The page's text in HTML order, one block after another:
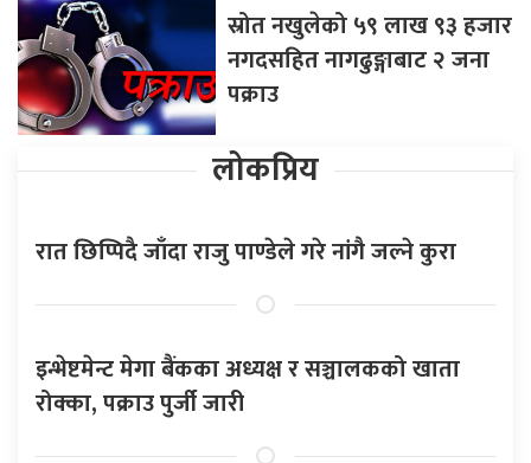
स्रोत नखुलेको ५९ लाख ९३ हजार
नगदसहित नागढुङ्गाबाट २ जना
पक्राउ
लोकप्रिय
रात छिप्पिदै जाँदा राजु पाण्डेले गरे नांगै जल्ने कुरा
इन्भेष्टमेन्ट मेगा बैंकका अध्यक्ष र सञ्चालकको खाता
रोक्का, पक्राउ पुर्जी जारी